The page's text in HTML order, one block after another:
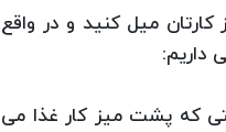
میل کنید و در واقع
داریم:
که پشت میز کار غذا می